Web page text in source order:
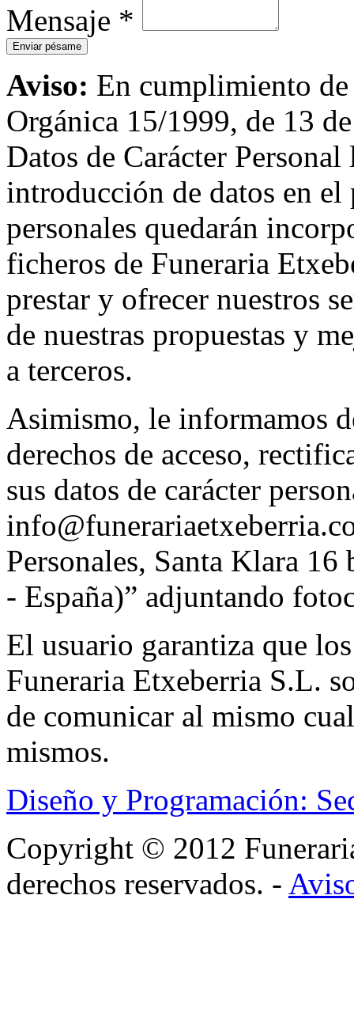
Mensaje *
Aviso: En cumplimiento
Orgánica 15/1999, de 13
Datos de Carácter
introducción de datos en
personales quedarán
ficheros de Funeraria
prestar y ofrecer nuestros
de nuestras propuestas y
a terceros.
Asimismo, le informamos
derechos de acceso,
sus datos de carácter
Personales, Santa Klara
- España)” adjuntando
El usuario garantiza que
Funeraria Etxeberria S.L.
de comunicar al mismo
mismos.
Diseño y Programación:
Copyright © 2012
derechos reservados. -